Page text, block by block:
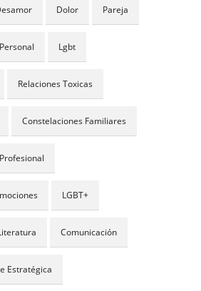
Dolor Pareja
Lgbt
Relaciones Toxicas
Constelaciones Familiares
LGBT+
Comunicación
Estratégica